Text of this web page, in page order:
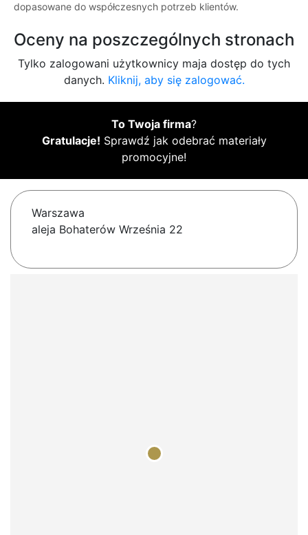
dopasowane do współczesnych potrzeb klientów.
Oceny na poszczególnych stronach
Tylko zalogowani użytkownicy maja dostęp do tych
danych. Kliknij, aby się zalogować.
To Twoja firma?
Gratulacje! Sprawdź jak odebrać materiały
promocyjne!
Warszawa
aleja Bohaterów Września 22